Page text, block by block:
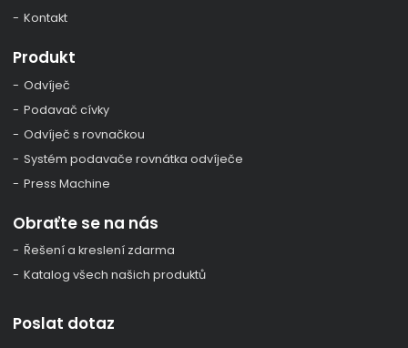
Kontakt
Produkt
Odvíječ
Podavač cívky
Odvíječ s rovnačkou
Systém podavače rovnátka odvíječe
Press Machine
Obraťte se na nás
Řešení a kreslení zdarma
Katalog všech našich produktů
Poslat dotaz